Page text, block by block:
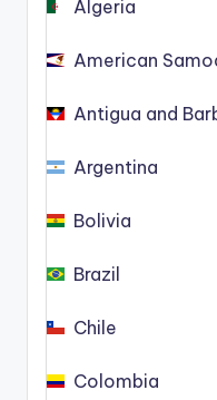
Algeria
American
Antigua and
Argentina
Bolivia
Brazil
Chile
Colombia